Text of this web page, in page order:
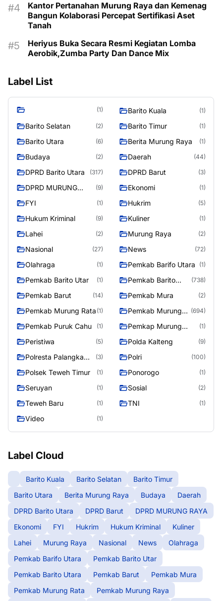
Kantor Pertanahan Murung Raya dan Kemenag
Bangun Kolaborasi Percepat Sertifikasi Aset
Tanah
Heriyus Buka Secara Resmi Kegiatan Lomba
Aerobik,Zumba Party Dan Dance Mix
Label List
(1) Barito Kuala (1)
Barito Selatan (2) Barito Timur (1)
Barito Utara (6) Berita Murung Raya (1)
Budaya (2) Daerah (44)
DPRD Barito Utara (317) DPRD Barut (3)
DPRD MURUNG
(9) Ekonomi (1)
FYI (1) Hukrim (5)
Hukum Kriminal (9) Kuliner (1)
Lahei (2) Murung Raya (2)
Nasional (27) News (72)
Olahraga (1) Pemkab Barifo Utara (1)
Pemkab Barito Utar (1)
Pemkab Barito
(738)
Pemkab Barut (14) Pemkab Mura (2)
Pemkab Murung Rata (1)
Pemkab Murung
(694)
Pemkab Puruk Cahu (1)
Pemkap Murung
(1)
Peristiwa (5) Polda Kalteng (9)
Polresta Palangka
(3) Polri (100)
Polsek Teweh Timur (1) Ponorogo (1)
Seruyan (1) Sosial (2)
Teweh Baru (1) TNI (1)
Video (1)
Label Cloud
Barito Kuala Barito Selatan
Barito Timur
Barito Utara
Berita Murung Raya Budaya
Daerah
DPRD Barito Utara
DPRD Barut
DPRD MURUNG RAYA
Ekonomi
FYI Hukrim Hukum Kriminal
Kuliner
Lahei
Murung Raya Nasional News
Olahraga
Pemkab Barifo Utara
Pemkab Barito Utar
Pemkab Barito Utara
Pemkab Barut
Pemkab Mura
Pemkab Murung Rata
Pemkab Murung Raya